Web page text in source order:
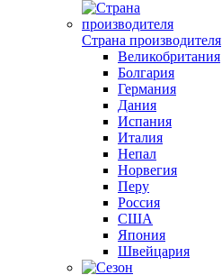
Страна производителя
Великобритания
Болгария
Германия
Дания
Испания
Италия
Непал
Норвегия
Перу
Россия
США
Япония
Швейцария